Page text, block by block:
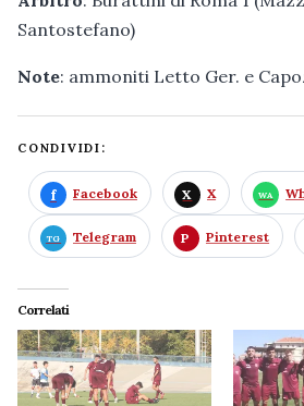
Santostefano)
Note: ammoniti Letto Ger. e
CONDIVIDI:
Facebook X
Telegram Pinterest
Correlati